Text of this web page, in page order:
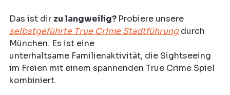
Das ist dir zu langweilig? Probiere unsere
selbstgeführte True Crime Stadtführung durch
München. Es ist eine
unterhaltsame Familienaktivität, die Sightseeing
im Freien mit einem spannenden True Crime Spiel
kombiniert.